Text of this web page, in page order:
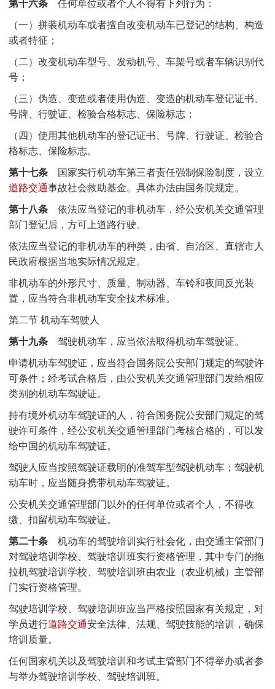
（一）拼装机动车或者擅自改变机动车已登记的结构、构造
或者特征；
（二）改变机动车型号、发动机号、车架号或者车辆识别代
号；
（三）伪造、变造或者使用伪造、变造的机动车登记证书、
号牌、行驶证、检验合格标志、保险标志；
（四）使用其他机动车的登记证书、号牌、行驶证、检验合
格标志、保险标志。
第十七条 国家实行机动车第三者责任强制保险制度，设立
道路交通事故社会救助基金。具体办法由国务院规定。
第十八条依法应当登记的非机动车，经公安机关交通管理
部门登记后，方可上道路行驶。
依法应当登记的非机动车的种类，由省、自治区、直辖市人
民政府根据当地实际情况规定。
非机动车的外形尺寸、质量、制动器、车铃和夜间反光装
置，应当符合非机动车安全技术标准。
第二节 机动车驾驶人
第十九条驾驶机动车，应当依法取得机动车驾驶证。
申请机动车驾驶证，应当符合国务院公安部门规定的驾驶许
可条件；经考试合格后，由公安机关交通管理部门发给相应
类别的机动车驾驶证。
持有境外机动车驾驶证的人，符合国务院公安部门规定的驾
驶许可条件，经公安机关交通管理部门考核合格的，可以发
给中国的机动车驾驶证。
驾驶人应当按照驾驶证载明的准驾车型驾驶机动车；驾驶机
动车时，应当随身携带机动车驾驶证。
公安机关交通管理部门以外的任何单位或者个人，不得收
缴、扣留机动车驾驶证。
第二十条机动车的驾驶培训实行社会化，由交通主管部门
对驾驶培训学校、驾驶培训班实行资格管理，其中专门的拖
拉机驾驶培训学校、驾驶培训班由农业（农业机械）主管部
门实行资格管理。
驾驶培训学校、驾驶培训班应当严格按照国家有关规定，对
学员进行道路交通安全法律、法规、驾驶技能的培训，确保
培训质量。
任何国家机关以及驾驶培训和考试主管部门不得举办或者参
与举办驾驶培训学校、驾驶培训班。